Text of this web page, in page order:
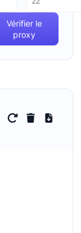
Vérifier le
proxy
HTTP HTTPS